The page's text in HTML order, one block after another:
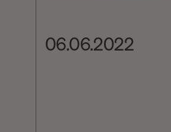
06.06.2022